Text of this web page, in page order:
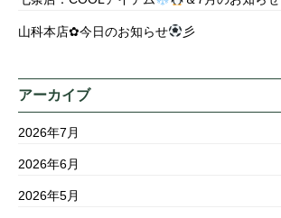
山科本店✿今日のお知らせ 彡
アーカイブ
2026年7月
2026年6月
2026年5月